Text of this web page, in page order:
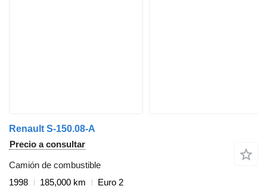
Renault S-150.08-A
Precio a consultar
Camión de combustible
1998
185,000 km
Euro 2